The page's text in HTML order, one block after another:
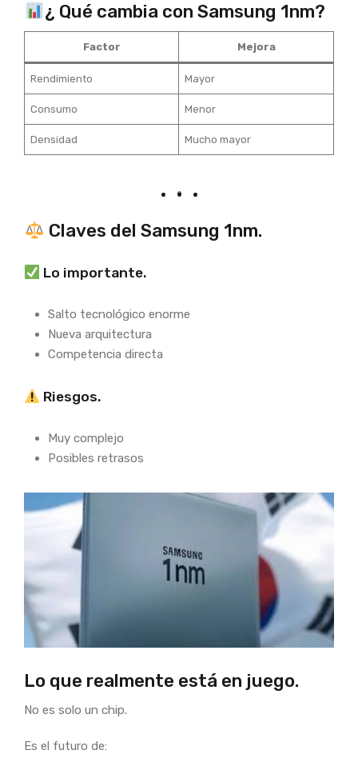
¿ Qué cambia con Samsung 1nm?
Factor Mejora
Rendimiento Mayor
Consumo Menor
Densidad Mucho mayor
Claves del Samsung 1nm.
Lo importante.
Salto tecnológico enorme
Nueva arquitectura
Competencia directa
Riesgos.
Muy complejo
Posibles retrasos
Lo que realmente está en juego.
No es solo un chip.
Es el futuro de: